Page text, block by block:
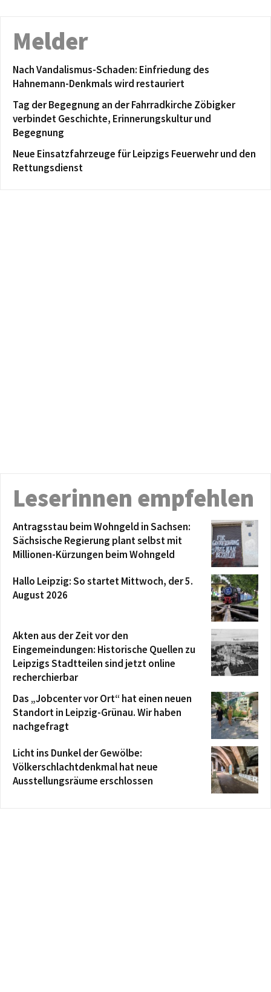
Melder
Nach Vandalismus-Schaden: Einfriedung des
Hahnemann-Denkmals wird restauriert
Tag der Begegnung an der Fahrradkirche Zöbigker
verbindet Geschichte, Erinnerungskultur und
Begegnung
Neue Einsatzfahrzeuge für Leipzigs Feuerwehr und den
Rettungsdienst
Leserinnen empfehlen
Antragsstau beim Wohngeld in Sachsen:
Sächsische Regierung plant selbst mit
Millionen-Kürzungen beim Wohngeld
Hallo Leipzig: So startet Mittwoch, der 5.
August 2026
Akten aus der Zeit vor den
Eingemeindungen: Historische Quellen zu
Leipzigs Stadtteilen sind jetzt online
recherchierbar
Das „Jobcenter vor Ort“ hat einen neuen
Standort in Leipzig-Grünau. Wir haben
nachgefragt
Licht ins Dunkel der Gewölbe:
Völkerschlachtdenkmal hat neue
Ausstellungsräume erschlossen